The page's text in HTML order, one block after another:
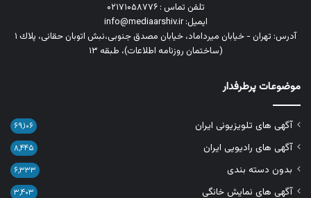
تلفن تماس : ۰۲۱۷۱۰۵۸۷۷۶
ایمیل: info@mediaarshiv.ir
آدرس: تهران - خیابان میرداماد، خیابان مصدق جنوبی،نبش اتوبان حقانی، پلاك ١
(ساختمان روزنامه اطلاعات)، طبقه ۱۳
موضوعات پرطرفدار
آگهی های تلویزیونی ایران ۶۹,۱۰۶
آگهی های رادیویی ایران ۸,۴۴۵
بدون دسته بندی ۶,۳۳۳
آگهی های نمایش خانگی ۳,۴۰۳